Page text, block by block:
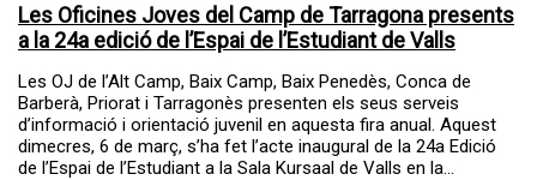
Les Oficines Joves del Camp de Tarragona presents
a la 24a edició de l’Espai de l’Estudiant de Valls
Les OJ de l’Alt Camp, Baix Camp, Baix Penedès, Conca de
Barberà, Priorat i Tarragonès presenten els seus serveis
d’informació i orientació juvenil en aquesta fira anual. Aquest
dimecres, 6 de març, s’ha fet l’acte inaugural de la 24a Edició
de l’Espai de l’Estudiant a la Sala Kursaal de Valls en la...